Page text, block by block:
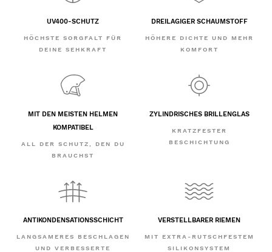
UV400-SCHUTZ
HÖCHSTE SORGFALT FÜR
DEINE SEHKRAFT
DREILAGIGER SCHAUMSTOFF
HÖHERE DICHTE UND MEHR
KOMFORT
MIT DEN MEISTEN HELMEN
KOMPATIBEL
ALL DER SCHUTZ, DEN DU
BRAUCHST
ZYLINDRISCHES BRILLENGLAS
KRATZFESTER
BESCHICHTUNG
ANTIKONDENSATIONSSCHICHT
LANGSAMERES BESCHLAGEN
UND VERBESSERTE
VERSTELLBARER RIEMEN
MIT EXTRA-RUTSCHFESTEM
SILIKONSYSTEM